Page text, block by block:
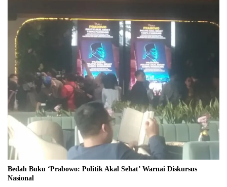
Bedah Buku ‘Prabowo: Politik Akal Sehat’ Warnai Diskursus
Nasional